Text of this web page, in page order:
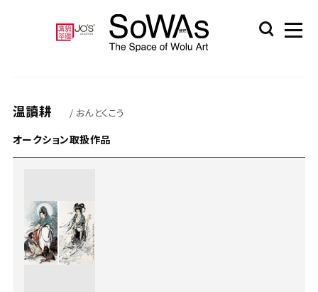
温讀耕 / おんとくこう
オークション取扱作品